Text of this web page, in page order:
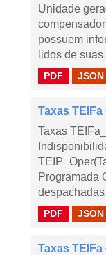
Unidade
possuem
lidos de
PDF JSON
Taxas TEIFa
Taxas
Programada
PDF JSON
Taxas TEIFa